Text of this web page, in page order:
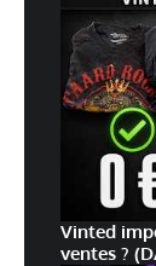
– la prise de
quelle
– Lors d’une
d’alerte
accompagant
– je compte
présentation la
est ce bien
Vinted
ventes ?